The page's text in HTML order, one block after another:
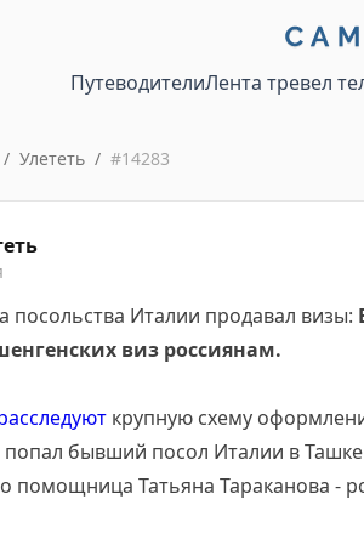
ПутеводителиЛента тревел
/ Улететь / #14283
посольства Италии продавал визы:
виз россиянам.
крупную схему
попал бывший посол Италии в
помощница Татьяна Тараканова -